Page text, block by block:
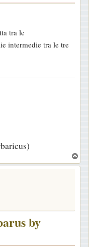
tra le
intermedie tra le tre
o
by